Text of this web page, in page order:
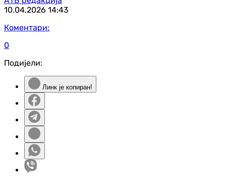
10.04.2026 14:43
Коментари:
0
Подијели:
Линк је копиран!